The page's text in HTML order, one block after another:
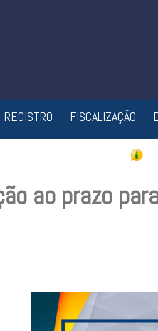
REGISTRO FISCALIZAÇÃO
ao prazo